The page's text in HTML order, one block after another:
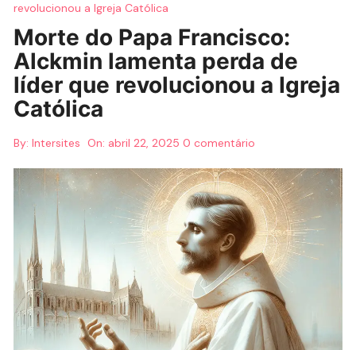
revolucionou a Igreja Católica
Morte do Papa Francisco:
Alckmin lamenta perda de
líder que revolucionou a Igreja
Católica
By: Intersites On: abril 22, 2025 0 comentário